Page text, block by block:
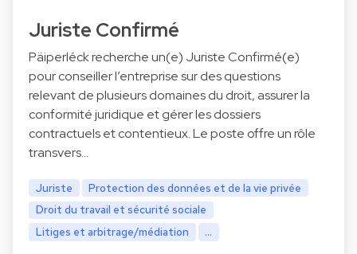
Juriste Confirmé
Päiperléck recherche un(e) Juriste Confirmé(e)
pour conseiller l’entreprise sur des questions
relevant de plusieurs domaines du droit, assurer la
conformité juridique et gérer les dossiers
contractuels et contentieux. Le poste offre un rôle
transvers…
Juriste
Protection des données et de la vie privée
Droit du travail et sécurité sociale
Litiges et arbitrage/médiation
...